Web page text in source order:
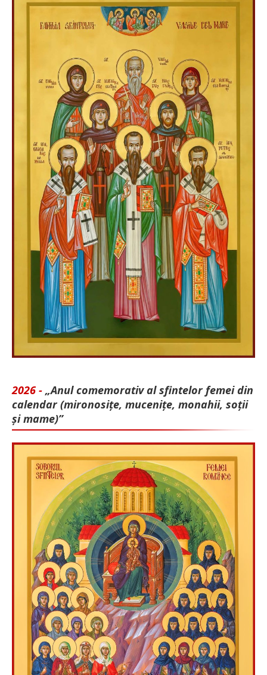
2026 - „Anul comemorativ al sfintelor femei din
calendar (mironosițe, mu­cenițe, monahii, soții
și mame)”